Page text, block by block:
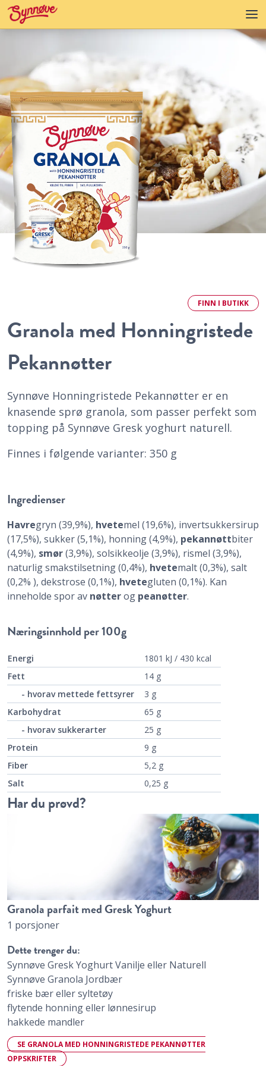
FINN I BUTIKK
Granola med Honningristede
Pekannøtter
Synnøve Honningristede Pekannøtter er en
knasende sprø granola, som passer perfekt som
topping på Synnøve Gresk yoghurt naturell.
Finnes i følgende varianter: 350 g
Ingredienser
Havregryn (39,9%), hvetemel (19,6%), invertsukkersirup
(17,5%), sukker (5,1%), honning (4,9%), pekannøttbiter
(4,9%), smør(3,9%), solsikkeolje (3,9%), rismel (3,9%),
naturlig smakstilsetning (0,4%), hvetemalt (0,3%), salt
(0,2% ), dekstrose (0,1%), hvetegluten (0,1%). Kan
inneholde spor av nøtterog peanøtter.
Næringsinnhold per 100g
Energi
1801 kJ / 430 kcal
Fett
14 g
- hvorav mettede fettsyrer
3 g
Karbohydrat
65 g
- hvorav sukkerarter
25 g
Protein
9 g
Fiber
5,2 g
Salt
0,25 g
Har du prøvd?
Granola parfait med Gresk Yoghurt
1 porsjoner
Dette trenger du:
Synnøve Gresk Yoghurt Vanilje eller Naturell
Synnøve Granola Jordbær
friske bær eller syltetøy
flytende honning eller lønnesirup
hakkede mandler
SE GRANOLA MED HONNINGRISTEDE PEKANNØTTER
OPPSKRIFTER